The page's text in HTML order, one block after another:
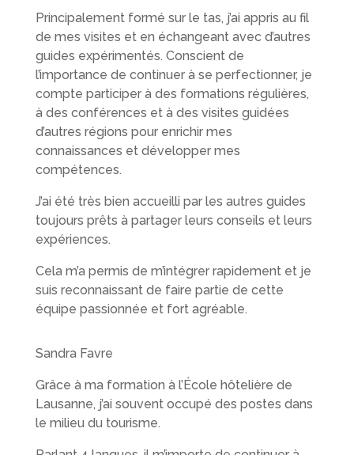
Principalement formé sur le tas, j’ai appris au fil
de mes visites et en échangeant avec d’autres
guides expérimentés. Conscient de
l’importance de continuer à se perfectionner, je
compte participer à des formations régulières,
à des conférences et à des visites guidées
d’autres régions pour enrichir mes
connaissances et développer mes
compétences.
J’ai été très bien accueilli par les autres guides
toujours prêts à partager leurs conseils et leurs
expériences.
Cela m’a permis de m’intégrer rapidement et je
suis reconnaissant de faire partie de cette
équipe passionnée et fort agréable.
Sandra Favre
Grâce à ma formation à l’École hôtelière de
Lausanne, j’ai souvent occupé des postes dans
le milieu du tourisme.